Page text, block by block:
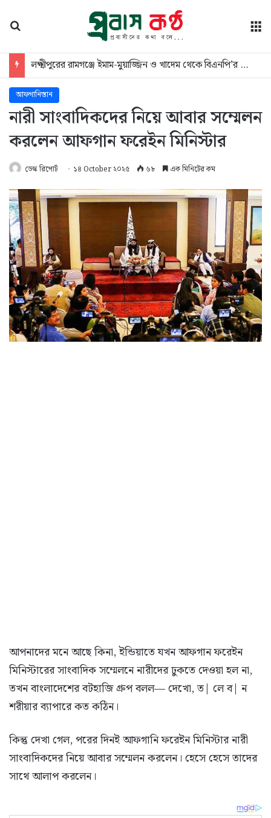
লক্ষ্মীপুরের রামগঞ্জে ইমাম-মুয়াজ্জিন ও খাদেম থেকে বিএনপি’র চাঁদাবাজি
আফগানিস্তান
নারী সাংবাদিকদের নিয়ে আবার সম্মেলন
করলেন আফগান ফরেইন মিনিস্টার
ডেস্ক রিপোর্ট ১৪ October ২০২৫ ৬৮ এক মিনিটের কম
আপনাদের মনে আছে কিনা, ইন্ডিয়াতে যখন আফগান ফরেইন
মিনিস্টারের সাংবাদিক সম্মেলনে নারীদের ঢুকতে দেওয়া হল না,
তখন বাংলাদেশের বটহাজি গ্রুপ বলল— দেখো, ত| লে ব| ন
শরীয়ার ব্যাপারে কত কঠিন।
কিন্তু দেখা গেল, পরের দিনই আফগানি ফরেইন মিনিস্টার নারী
সাংবাদিকদের নিয়ে আবার সম্মেলন করলেন। হেসে হেসে তাদের
সাথে আলাপ করলেন।